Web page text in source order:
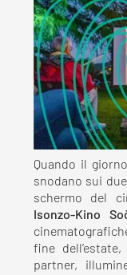
Quando il
snodano sui
schermo del
Isonzo-Kino
fine
partner,